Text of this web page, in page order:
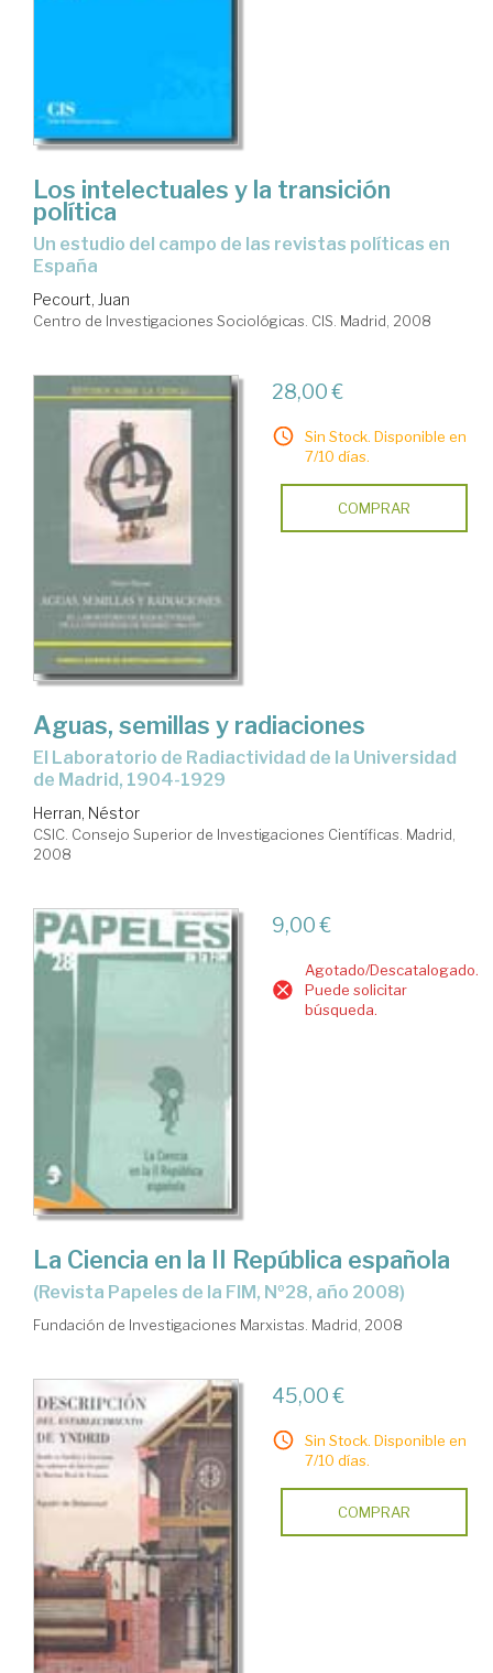
Los intelectuales y la transición
política
un estudio del campo de las revistas políticas en
España
Pecourt, Juan
Centro de Investigaciones Sociológicas. CIS. Madrid, 2008
28,00 €
Sin Stock. Disponible en
7/10 días.
COMPRAR
Aguas, semillas y radiaciones
el Laboratorio de Radiactividad de la Universidad
de Madrid, 1904-1929
Herran, Néstor
CSIC. Consejo Superior de Investigaciones Científicas. Madrid,
2008
9,00 €
Agotado/Descatalogado.
Puede solicitar
búsqueda.
La Ciencia en la II República española
(Revista Papeles de la FIM, Nº28, año 2008)
Fundación de Investigaciones Marxistas. Madrid, 2008
45,00 €
Sin Stock. Disponible en
7/10 días.
COMPRAR